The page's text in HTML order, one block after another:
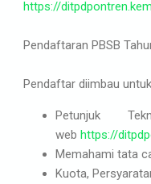
https://
Pendaftaran PBSB
Pendaftar diimbau
Petunjuk
web https://
Memahami tata
Kuota,